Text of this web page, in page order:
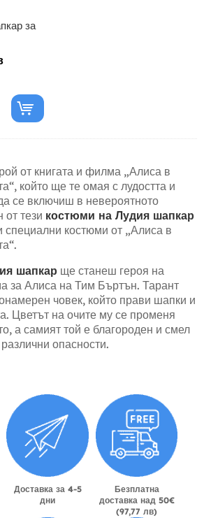
за
от книгата и филма „Алиса в
който ще те омая с лудостта и
се включиш в невероятното
от тези костюми на Лудия шапкар
костюми от „Алиса в
шапкар ще станеш героя на
за Алиса на Тим Бъртън. Тарант
човек, който прави шапки и
Цветът на очите му се променя
а самият той е благороден и смел
опасности.
Доставка за 4-5
дни
Безплатна
доставка над 50€
(97,77 лв)